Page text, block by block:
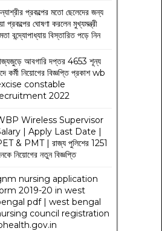
প্রকল্পের মতো ছেলেদের জন্য
প্রকল্পের ঘোষণা করলেন মুখ্যমন্ত্রী
বন্দ্যোপাধ্যায় বিস্তারিত পড়ে নিন
আবগারি দপ্তর 4653 শূন্য
কর্মী নিয়োগের বিজ্ঞপ্তি প্রকাশ wb
constable
2022
Wireless Supervisor
| Apply Last Date |
& PMT | রাজ্য পুলিশের 1251
নিয়োগের নতুন বিজ্ঞপ্তি
nursing application
2019-20 in west
pdf | west bengal
council registration